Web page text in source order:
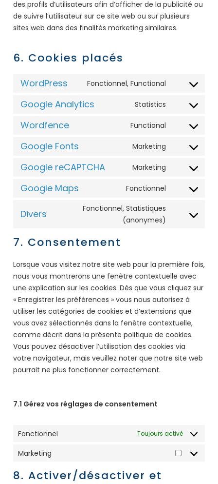
des profils d’utilisateurs afin d’afficher de la publicité ou
de suivre l’utilisateur sur ce site web ou sur plusieurs
sites web dans des finalités marketing similaires.
6. Cookies placés
WordPress Fonctionnel, Functional
Consent
wordpress
Google Analytics Statistics
Consent
google-
Wordfence Functional
Consent
wordfence
Google Fonts Marketing
Consent
google-
Google reCAPTCHA Marketing
Consent
recaptcha
Google Maps Fonctionnel
Consent
service
Divers
Fonctionnel, Statistiques
(anonymes)
Consent
7. Consentement
Lorsque vous visitez notre site web pour la première fois,
nous vous montrerons une fenêtre contextuelle avec
une explication sur les cookies. Dès que vous cliquez sur
« Enregistrer les préférences » vous nous autorisez à
utiliser les catégories de cookies et d’extensions que
vous avez sélectionnés dans la fenêtre contextuelle,
comme décrit dans la présente politique de cookies.
Vous pouvez désactiver l’utilisation des cookies via
votre navigateur, mais veuillez noter que notre site web
pourrait ne plus fonctionner correctement.
7.1 Gérez vos réglages de consentement
Fonctionnel Toujours activé
Marketing
Marketing
8. Activer/désactiver et